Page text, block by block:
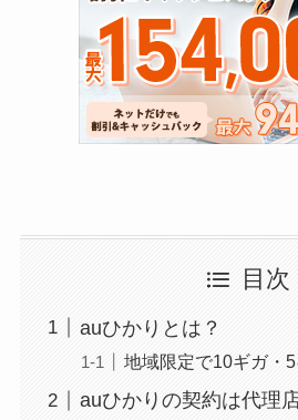
目次
auひかりとは？
地域限定で10ギガ・5
auひかりの契約は代理